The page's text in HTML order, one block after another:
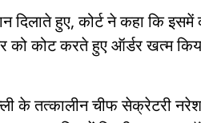
दिलाते हुए, कोर्ट ने कहा कि
को कोट करते हुए ऑर्डर खत्म
के तत्कालीन चीफ सेक्रेटरी